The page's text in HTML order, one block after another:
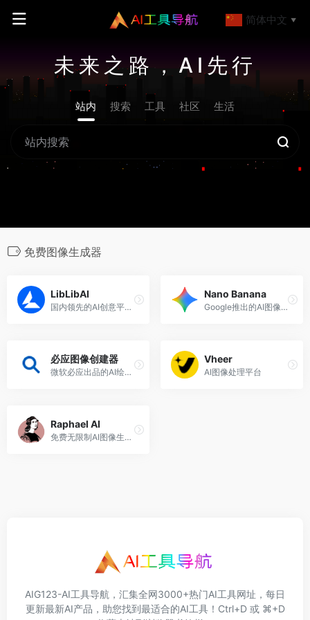
未来之路，AI先行
站内 搜索 工具 社区 生活
免费图像生成器
LibLibAI
国内领先的AI创意平台，以海量模型、低门槛操作与“创作-分享-商业化”生态，让小白与专业创作者都能高效实现图文乃至视频创意表达。
Nano Banana
Google推出的AI图像生成工具
必应图像创建器
微软必应出品的AI绘图工具
Vheer
AI图像处理平台
Raphael AI
免费无限制AI图像生成工具
AIG123-AI工具导航，汇集全网3000+热门AI工具网址，每日
更新最新AI产品，助您找到最适合的AI工具！Ctrl+D 或 ⌘+D
简体中文 ▼